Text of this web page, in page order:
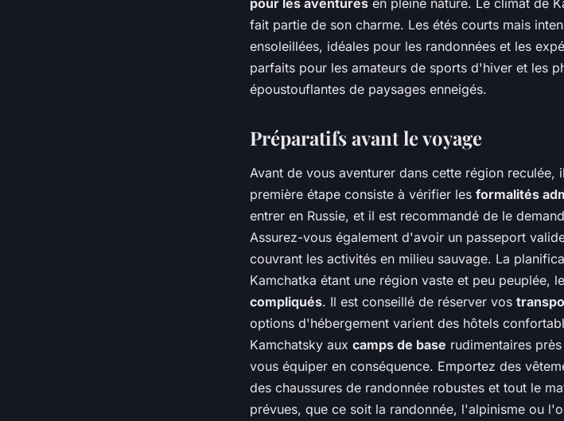
fait partie de son charme. Les étés courts mais
ensoleillées, idéales pour les randonnées et les
parfaits pour les amateurs de sports d'hiver et les
époustouflantes de paysages enneigés.
Préparatifs avant le voyage
Avant de vous aventurer dans cette région reculée,
première étape consiste à vérifier les formalités
entrer en Russie, et il est recommandé de le
Assurez-vous également d'avoir un passeport
couvrant les activités en milieu sauvage. La
Kamchatka étant une région vaste et peu peuplée,
compliqués. Il est conseillé de réserver vos
options d'hébergement varient des hôtels
Kamchatsky aux camps de base rudimentaires
vous équiper en conséquence. Emportez des
des chaussures de randonnée robustes et tout le
prévues, que ce soit la randonnée, l'alpinisme ou